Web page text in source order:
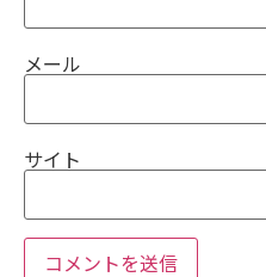
メール
サイト